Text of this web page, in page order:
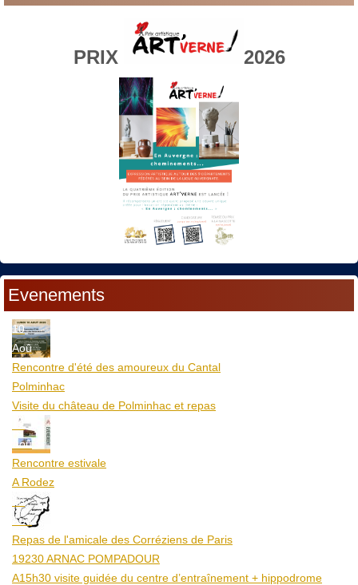
PRIX 2026
Evenements
10
Aoû
Rencontre d'été des amoureux du Cantal
Polminhac
Visite du château de Polminhac et repas
12
Aoû
Rencontre estivale
A Rodez
23
Aoû
Repas de l'amicale des Corréziens de Paris
19230 ARNAC POMPADOUR
A15h30 visite guidée du centre d’entraînement + hippodrome